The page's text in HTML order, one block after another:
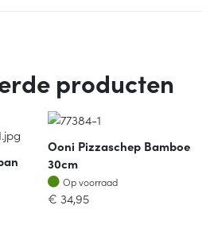
producten
Ooni Pizzaschep Bamboe
30cm
Op voorraad
Op voorraad
€ 34,95